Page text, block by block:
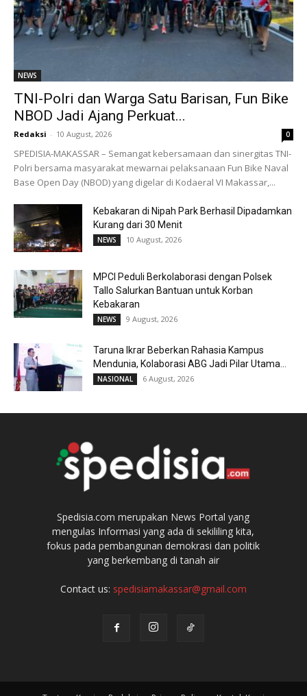
NEWS
TNI-Polri dan Warga Satu Barisan, Fun Bike
NBOD Jadi Ajang Perkuat...
Redaksi - 10 August, 2026 0
SPEDISIA-MAKASSAR – Semangat kebersamaan dan sinergitas TNI-
Polri bersama masyarakat mewarnai pelaksanaan Fun Bike Naval
Base Open Day (NBOD) yang digelar di Kodaeral VI Makassar,...
Kebakaran di Nipah Park Berhasil Dipadamkan
Kurang dari 30 Menit
NEWS 10 August, 2026
MPCI Peduli Berkolaborasi dengan Polsek
Tallo Salurkan Bantuan untuk Korban
Kebakaran
NEWS 9 August, 2026
Taruna Ikrar Beberkan Rahasia Kampus
Mendunia, Kolaborasi ABG Jadi Pilar Utama...
NASIONAL 6 August, 2026
Spedisia.com merupakan News Portal yang
mengulas Informasi yang ada di sekililing kita,
fokus pada pembangunan demokrasi dan politik
yang berkembang di tanah air
Contact us: spedisiamakassar@gmail.com